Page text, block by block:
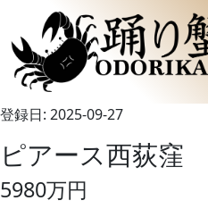
登録日: 2025-09-27
ピアース西荻窪
5980万円